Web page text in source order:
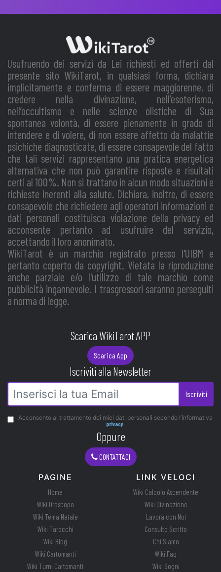
Usufruendo dei servizi da Lei richiesti ed offerti dal
presente sito WikiTarot, in qualsiasi forma, dichiara
implicitamente e conferma di essere maggiorenne, di
credere nella divinazione, nell’esoterismo,
nell’occultismo e nelle scienze olistiche di Sua
spontanea volontà, di essere pienamente in grado di
intendere e di volere, di non essere affetto da malattie
psichiche diagnosticate, di essere consapevole del fatto
che tali servizi rappresentano una pratica energetica
alternativa che non può garantire risposte e risultati
certi al 100%. Non si trattano in alcun modo situazioni e
richieste inerenti alla salute. Dichiara, inoltre, di essere
consapevole che richiedere agli operatori informazioni e
dati personali costituisca violazione della privacy ed
acconsente pertanto ad usufruire del servizio,
accettando il loro anonimato.
WikiTarot è un marchio registrato presso l'UIBM e
pertanto coperto da copyright. Vietata la riproduzione
anche parziale e/o l'utilizzo di tale marchio come
pubblicità ingannevole. I trasgressori saranno perseguiti
a norma di legge.
Scarica WikiTarot APP
Scarica App
Iscriviti alla Newsletter
Iscriviti
Acconsento al trattamento dei miei dati personali secondo l’informativa
privacy.
Oppure
CONTATTACI
PAGINE
Home
Wiki Oroscopo
Wiki Tema Natale
Wiki Tarocchi
Wiki Blog
Wiki Cartomanti
Wiki Turni Cartomanti
LINK VELOCI
Wiki Calcolo Ascendente
Wiki Divinazione
Lavora con Noi
Consulto Scritto
Chi Siamo
Wiki Faq
Wiki Sogni